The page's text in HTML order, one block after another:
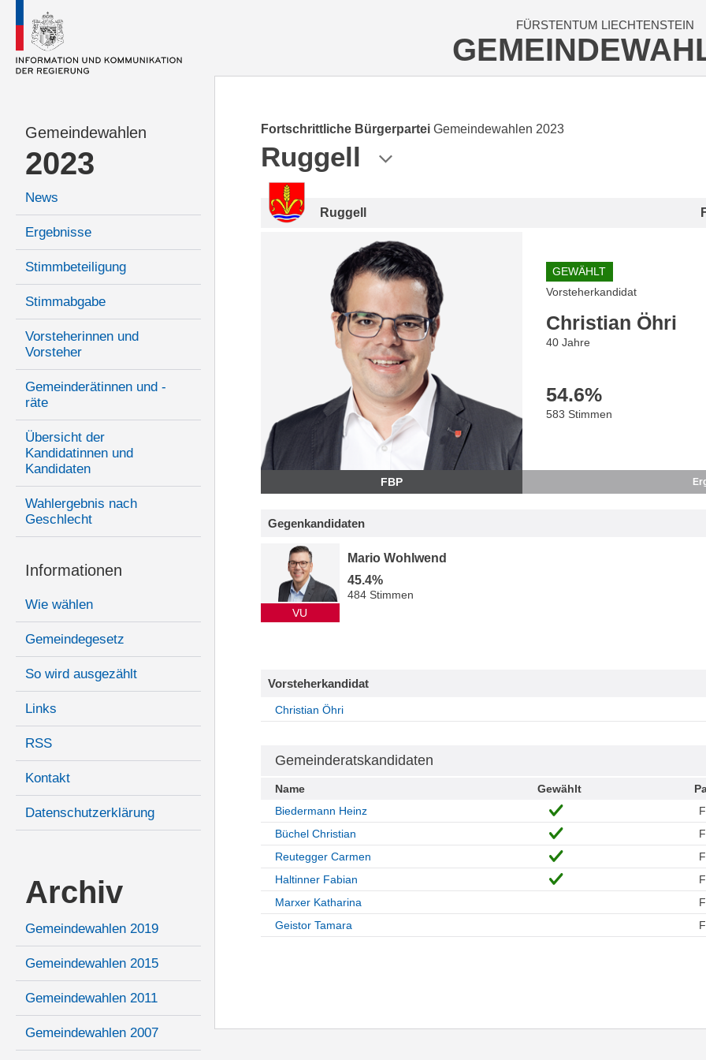
FÜRSTENTUM LIECHTENSTEIN
Gemeindewahlen
2023
News
Ergebnisse
Stimmbeteiligung
Stimmabgabe
Vorsteherinnen und
Vorsteher
Gemeinderätinnen und -
räte
Übersicht der
Kandidatinnen und
Kandidaten
Wahlergebnis nach
Geschlecht
Informationen
Wie wählen
Gemeindegesetz
So wird ausgezählt
Links
RSS
Kontakt
Datenschutzerklärung
Archiv
Gemeindewahlen 2019
Gemeindewahlen 2015
Gemeindewahlen 2011
Gemeindewahlen 2007
Fortschrittliche Bürgerpartei Gemeindewahlen 2023
Ruggell
Ruggell
FBP
GEWÄHLT
Vorsteherkandidat
Christian Öhri
40 Jahre
54.6%
583 Stimmen
Gegenkandidaten
VU
Mario Wohlwend
45.4%
484 Stimmen
Vorsteherkandidat
Christian Öhri
Gemeinderatskandidaten
Name Gewählt
Biedermann Heinz
Büchel Christian
Reutegger Carmen
Haltinner Fabian
Marxer Katharina
Geistor Tamara